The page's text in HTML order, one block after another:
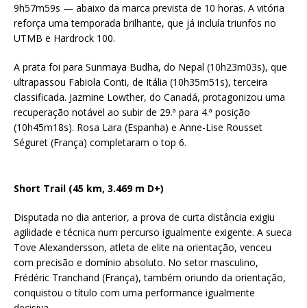
9h57m59s — abaixo da marca prevista de 10 horas. A vitória
reforça uma temporada brilhante, que já incluía triunfos no
UTMB e Hardrock 100.
A prata foi para Sunmaya Budha, do Nepal (10h23m03s), que
ultrapassou Fabiola Conti, de Itália (10h35m51s), terceira
classificada. Jazmine Lowther, do Canadá, protagonizou uma
recuperação notável ao subir de 29.ª para 4.ª posição
(10h45m18s). Rosa Lara (Espanha) e Anne-Lise Rousset
Séguret (França) completaram o top 6.
Short Trail (45 km, 3.469 m D+)
Disputada no dia anterior, a prova de curta distância exigiu
agilidade e técnica num percurso igualmente exigente. A sueca
Tove Alexandersson, atleta de elite na orientação, venceu
com precisão e domínio absoluto. No setor masculino,
Frédéric Tranchand (França), também oriundo da orientação,
conquistou o título com uma performance igualmente